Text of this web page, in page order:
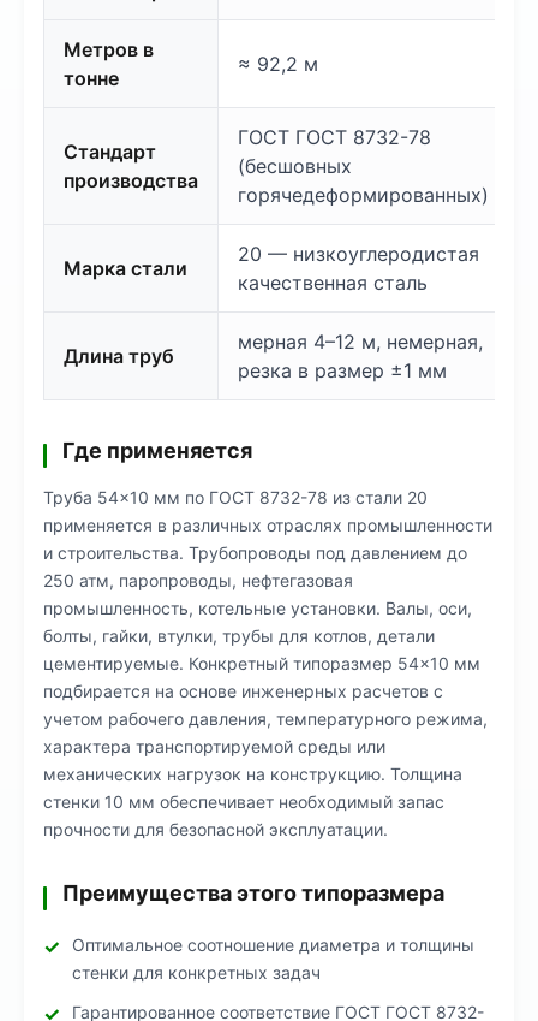
Метров в
тонне
≈ 92,2 м
Стандарт
производства
ГОСТ ГОСТ 8732-78
(бесшовных
горячедеформированных)
Марка стали
20 — низкоуглеродистая
качественная сталь
Длина труб
мерная 4–12 м, немерная,
резка в размер ±1 мм
Где применяется
Труба 54×10 мм по ГОСТ 8732-78 из стали 20
применяется в различных отраслях промышленности
и строительства. Трубопроводы под давлением до
250 атм, паропроводы, нефтегазовая
промышленность, котельные установки. Валы, оси,
болты, гайки, втулки, трубы для котлов, детали
цементируемые. Конкретный типоразмер 54×10 мм
подбирается на основе инженерных расчетов с
учетом рабочего давления, температурного режима,
характера транспортируемой среды или
механических нагрузок на конструкцию. Толщина
стенки 10 мм обеспечивает необходимый запас
прочности для безопасной эксплуатации.
Преимущества этого типоразмера
Оптимальное соотношение диаметра и толщины
стенки для конкретных задач
Гарантированное соответствие ГОСТ ГОСТ 8732-